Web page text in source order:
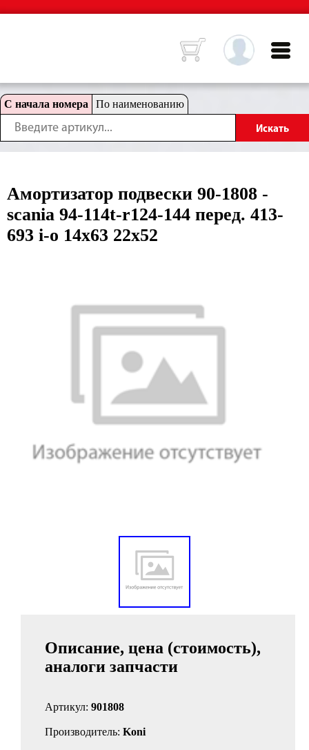
С начала номера По наименованию
Амортизатор подвески 90-1808 -
scania 94-114t-r124-144 перед. 413-
693 i-o 14x63 22x52
Описание, цена (стоимость),
аналоги запчасти
Артикул: 901808
Производитель: Koni